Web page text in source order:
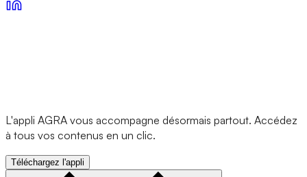
L'appli AGRA vous accompagne désormais partout. Accédez
à tous vos contenus en un clic.
Téléchargez l'appli